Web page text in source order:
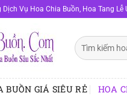
Vụ Hoa Chia Buồn, Hoa Tang
Tìm
kiếm:
BUỒN GIÁ SIÊU RẺ HOA